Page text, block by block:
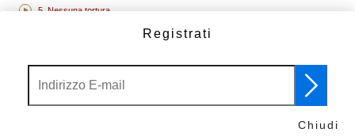
5. Nessuna tortura
6. Hai diritti ovunque tu vadaRegistrati
Chiudi